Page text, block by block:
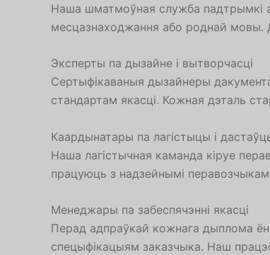
Наша шматмоўная служба падтрымкі
месцазнаходжання або роднай мовы.
Эксперты па дызайне і вытворчасці
Сертыфікаваныя дызайнеры
стандартам якасці. Кожная дэталь
Каардынатары па лагістыцы і
Наша лагістычная каманда кіруе
працуюць з надзейнымі
Менеджары па забеспячэнні якасці
Перад адпраўкай кожнага дыплома ён
спецыфікацыям заказчыка. Наш